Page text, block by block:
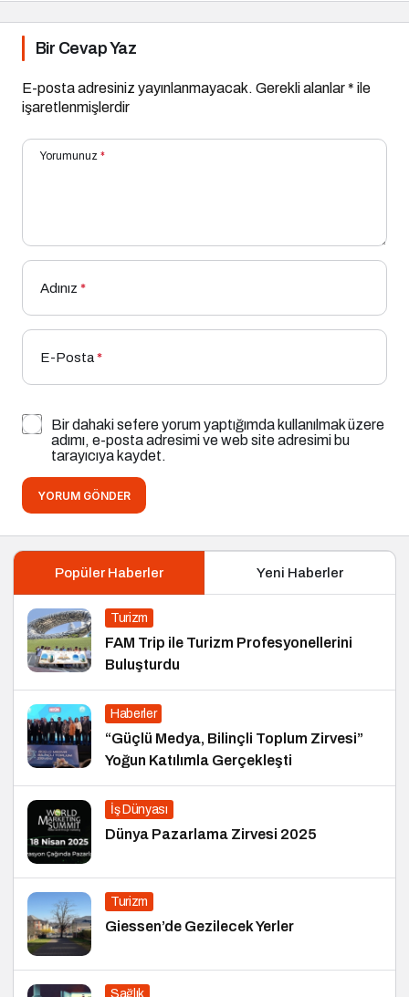
Bir Cevap Yaz
E-posta adresiniz yayınlanmayacak. Gerekli alanlar* ile
işaretlenmişlerdir
Yorumunuz *
Adınız *
E-Posta*
Bir dahaki sefere yorum yaptığımda kullanılmak üzere
adımı, e-posta adresimi ve web site adresimi bu
tarayıcıya kaydet.
YORUM GÖNDER
Popüler Haberler Yeni Haberler
Turizm
FAM Trip ile Turizm Profesyonellerini
Buluşturdu
Haberler
“Güçlü Medya, Bilinçli Toplum Zirvesi”
Yoğun Katılımla Gerçekleşti
İş Dünyası
Dünya Pazarlama Zirvesi 2025
Turizm
Giessen’de Gezilecek Yerler
Sağlık